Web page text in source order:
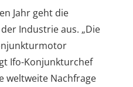
Jahr geht die
Industrie aus. „Die
Ifo-Konjunkturchef
weltweite Nachfrage